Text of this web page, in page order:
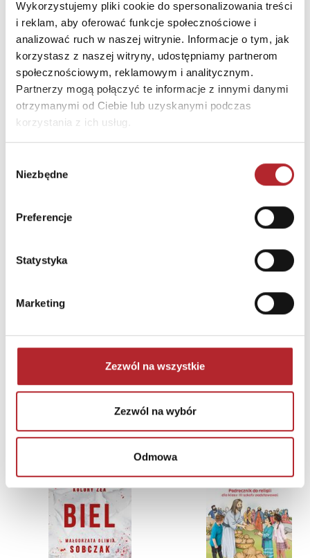
Wykorzystujemy pliki cookie do spersonalizowania treści
i reklam, aby oferować funkcje społecznościowe i
analizować ruch w naszej witrynie. Informacje o tym, jak
korzystasz z naszej witryny, udostępniamy partnerom
społecznościowym, reklamowym i analitycznym.
Partnerzy mogą połączyć te informacje z innymi danymi
otrzymanymi od Ciebie lub uzyskanymi podczas
korzystania z ich usług.
zgody
Niezbędne
Preferencje
Statystyka
Marketing
Zezwól na wszystkie
Zezwól na wybór
Odmowa
poniżej 3 lat. Istnieje ryzyko zadławienia się małymi
elementami. WARNING Not suitable for children under
three years. There is a risk of choking on small parts."
INNI KLIENCI KUPOWALI
69,90zł
Zaloguj się, aby kupić
NAJCZĘŚCIEJ KUPOWANE
Wyłączność